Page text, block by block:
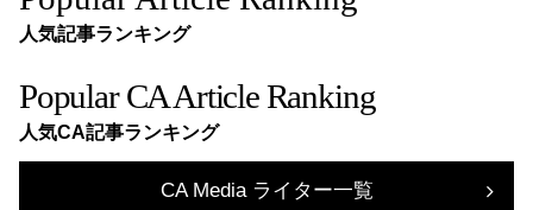
人気記事ランキング
Popular CA Article Ranking
人気CA記事ランキング
CA Media ライター一覧